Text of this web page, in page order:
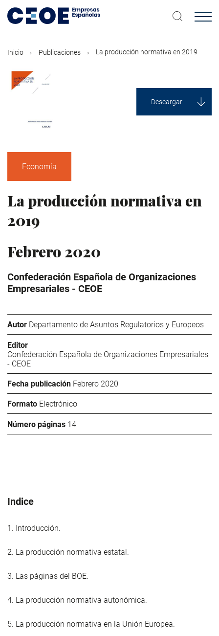
contenido
Inicio Publicaciones La producción normativa en 2019
Descargar
Economía
La producción normativa en
2019
Febrero 2020
Confederación Española de Organizaciones
Empresariales - CEOE
Autor Departamento de Asuntos Regulatorios y Europeos
Editor
Confederación Española de Organizaciones Empresariales
- CEOE
Fecha publicación Febrero 2020
Formato Electrónico
Número páginas 14
Indice
1. Introducción.
2. La producción normativa estatal.
3. Las páginas del BOE.
4. La producción normativa autonómica.
5. La producción normativa en la Unión Europea.